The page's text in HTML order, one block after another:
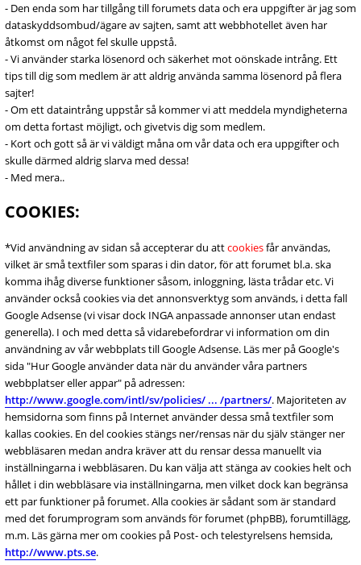
- Den enda som har tillgång till forumets data och era uppgifter är jag som
dataskyddsombud/ägare av sajten, samt att webbhotellet även har
åtkomst om något fel skulle uppstå.
- Vi använder starka lösenord och säkerhet mot oönskade intrång. Ett
tips till dig som medlem är att aldrig använda samma lösenord på flera
sajter!
- Om ett dataintrång uppstår så kommer vi att meddela myndigheterna
om detta fortast möjligt, och givetvis dig som medlem.
- Kort och gott så är vi väldigt måna om vår data och era uppgifter och
skulle därmed aldrig slarva med dessa!
- Med mera..
COOKIES:
*Vid användning av sidan så accepterar du attcookiesfår användas,
vilket är små textfiler som sparas i din dator, för att forumet bl.a. ska
komma ihåg diverse funktioner såsom, inloggning, lästa trådar etc. Vi
använder också cookies via det annonsverktyg som används, i detta fall
Google Adsense (vi visar dock INGA anpassade annonser utan endast
generella). I och med detta så vidarebefordrar vi information om din
användning av vår webbplats till Google Adsense. Läs mer på Google's
sida "Hur Google använder data när du använder våra partners
webbplatser eller appar" på adressen:
http://www.google.com/intl/sv/policies/ ... /partners/. Majoriteten av
hemsidorna som finns på Internet använder dessa små textfiler som
kallas cookies. En del cookies stängs ner/rensas när du själv stänger ner
webbläsaren medan andra kräver att du rensar dessa manuellt via
inställningarna i webbläsaren. Du kan välja att stänga av cookies helt och
hållet i din webbläsare via inställningarna, men vilket dock kan begränsa
ett par funktioner på forumet. Alla cookies är sådant som är standard
med det forumprogram som används för forumet (phpBB), forumtillägg,
m.m. Läs gärna mer om cookies på Post- och telestyrelsens hemsida,
http://www.pts.se.